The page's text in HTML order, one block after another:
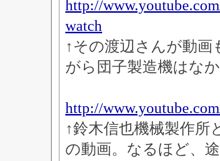
http://
watch
↑その渡辺さんが動
がら団子製造機はな
http://
↑鈴木信也機械製作所
の動画。なるほど、